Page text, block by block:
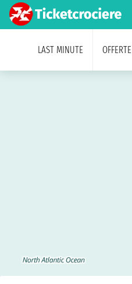
LAST MINUTE OFFERTE